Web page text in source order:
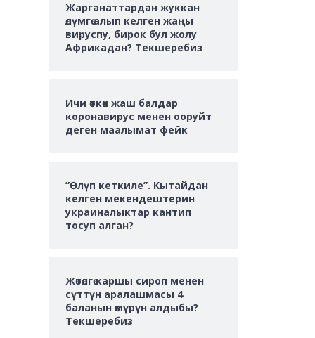
Жарганаттардан жуккан
өлүмгө алып келген жаңы
вируспу, бирок бул жолу
Африкадан? Текшеребиз
Ичи өткөн жаш балдар
коронавирус менен ооруйт
деген маалымат фейк
”Өлүп кеткиле”. Кытайдан
келген мекендештерин
украиналыктар кантип
тосуп алган?
Жөтөлгө каршы сироп менен
сүттүн аралашмасы 4
баланын өмүрүн алдыбы?
Текшеребиз